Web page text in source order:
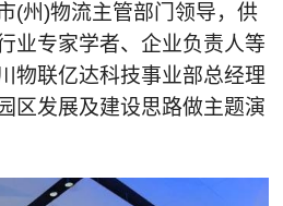
(州)物流主管部门领导，供
业专家学者、企业负责人等
物联亿达科技事业部总经理
区发展及建设思路做主题演